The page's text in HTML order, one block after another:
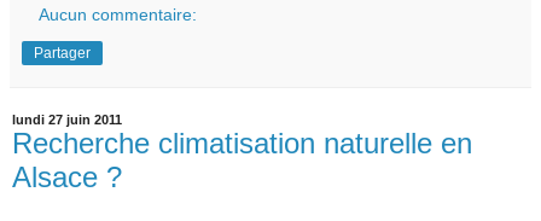
Aucun commentaire:
Partager
lundi 27 juin 2011
Recherche climatisation naturelle en
Alsace ?